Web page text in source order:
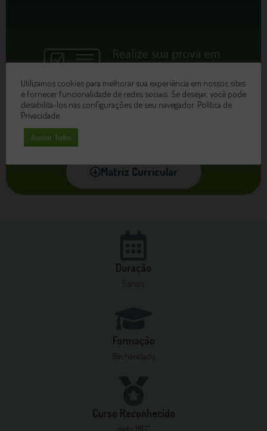
Matriz Curricular
Duração
5 anos
Formação
Bacharelado
Curso Reconhecido
Utilizamos cookies para melhorar sua experiência em nossos sites
e fornecer funcionalidade de redes sociais. Se desejar, você pode
desabilitá-los nas configurações de seu navegador. Política de
Privacidade
Aceitar Todos